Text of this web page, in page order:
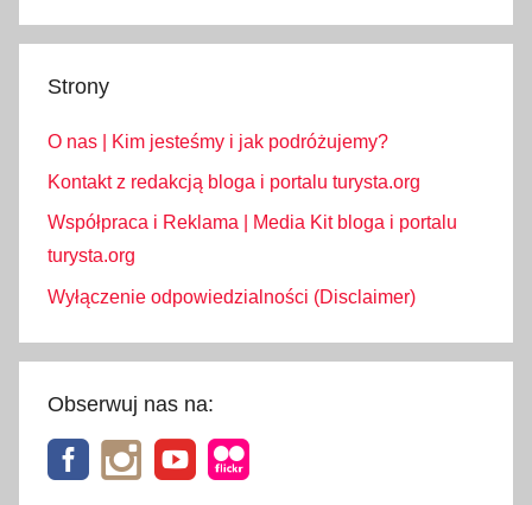
Strony
O nas | Kim jesteśmy i jak podróżujemy?
Kontakt z redakcją bloga i portalu turysta.org
Współpraca i Reklama | Media Kit bloga i portalu
turysta.org
Wyłączenie odpowiedzialności (Disclaimer)
Obserwuj nas na: